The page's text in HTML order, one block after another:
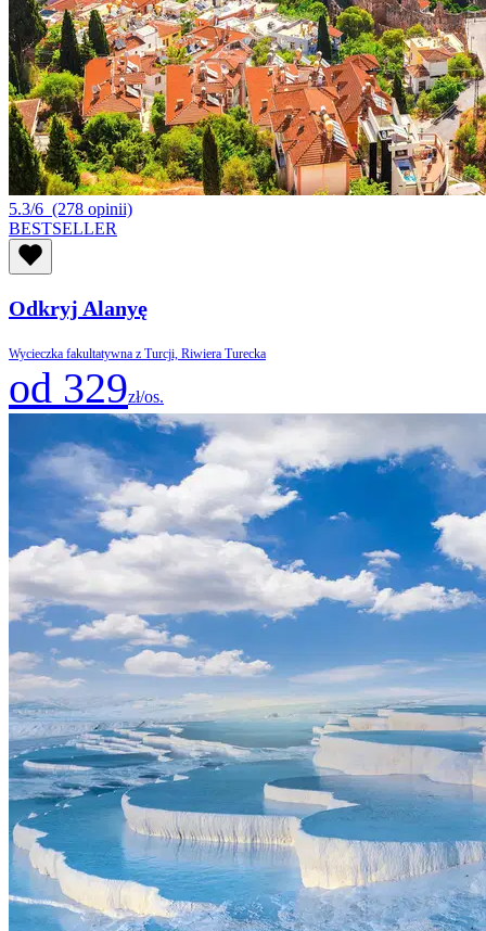
5.3/6 (278 opinii)
BESTSELLER
Odkryj Alanyę
Wycieczka fakultatywna z Turcji, Riwiera Turecka
od 329zł/os.